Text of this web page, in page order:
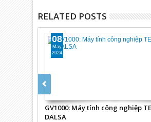
RELATED POSTS
GV1000: Máy tính công nghiệp
DALSA
08
May
2024